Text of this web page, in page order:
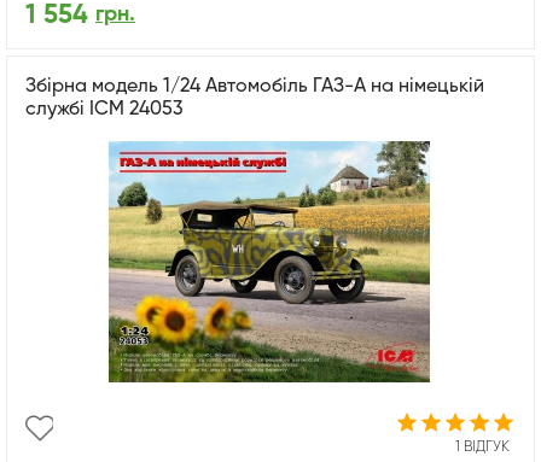
1 554 грн.
Збірна модель 1/24 Автомобіль ГАЗ-А на німецькій
службі ICM 24053
1 ВІДГУК